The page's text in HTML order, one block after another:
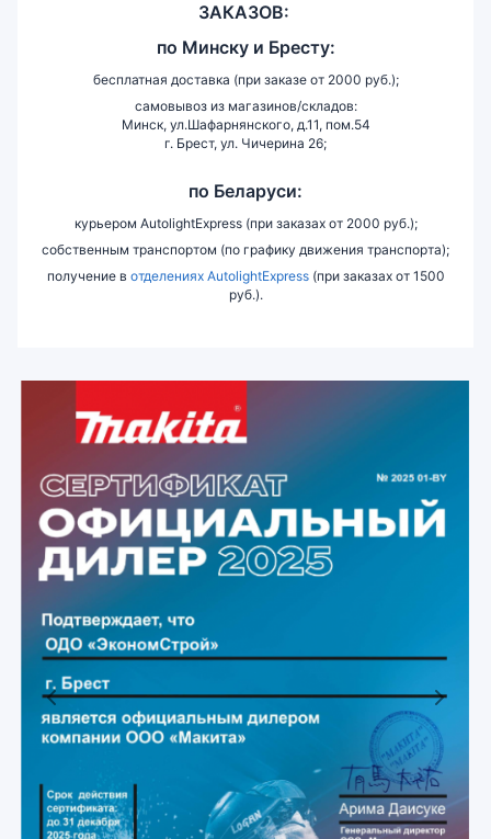
ЗАКАЗОВ:
по Минску и Бресту:
бесплатная доставка (при заказе от 2000 руб.);
самовывоз из магазинов/складов:
Минск, ул.Шафарнянского, д.11, пом.54
г. Брест, ул. Чичерина 26;
по Беларуси:
курьером AutolightExpress (при заказах от 2000 руб.);
собственным транспортом (по графику движения транспорта);
получение в отделениях AutolightExpress(при заказах от 1500
руб.).
Previous Next